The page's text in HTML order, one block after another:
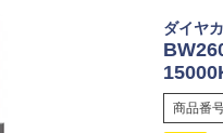
ダイヤ
商品番